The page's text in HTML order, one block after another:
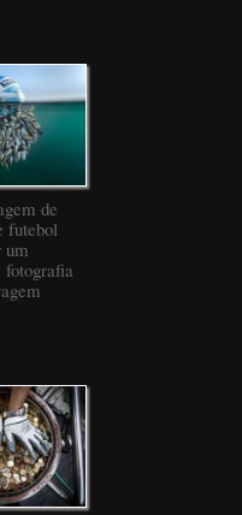
de
futebol
um
fotografia